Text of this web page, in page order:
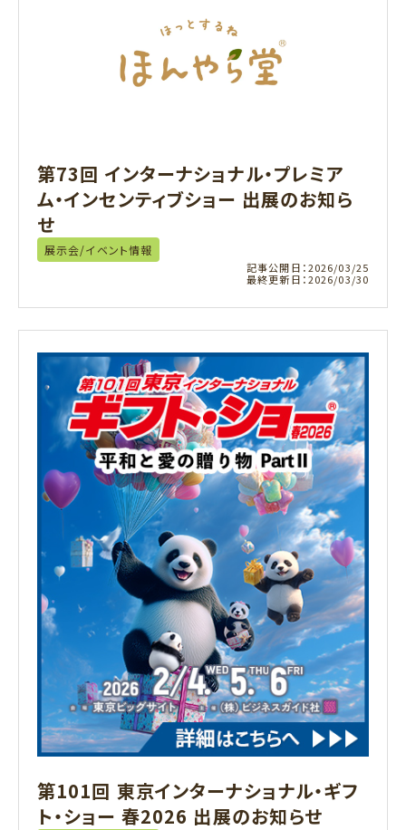
第73回 インターナショナル・プレミア
ム・インセンティブショー 出展のお知ら
せ
展示会/イベント情報
記事公開日：2026/03/25
最終更新日：2026/03/30
第101回 東京インターナショナル・ギフ
ト・ショー 春2026 出展のお知らせ